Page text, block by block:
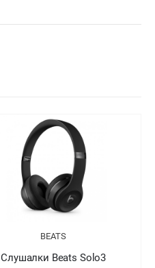
BEATS
Слушалки Beats Solo3